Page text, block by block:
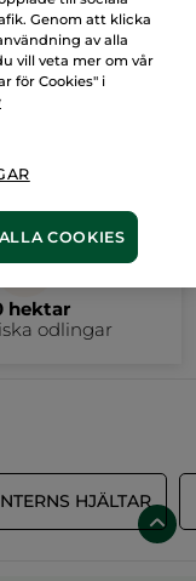
EFTER
hektar
odlingar
HJÄLTAR
Genom att klicka
av alla
vill veta mer om vår
för Cookies" i
COOKIES